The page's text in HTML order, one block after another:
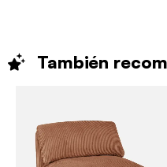
También